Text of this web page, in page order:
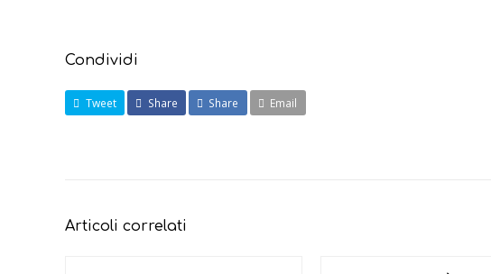
Condividi
Tweet Share Share Email
Articoli correlati